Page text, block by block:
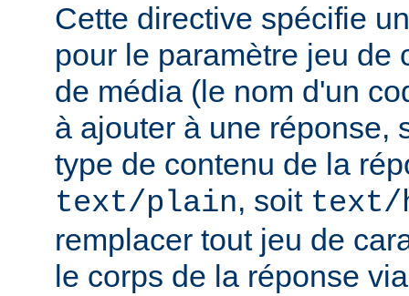
Cette directive spécifie
pour le paramètre jeu de
de média (le nom d'un
à ajouter à une réponse,
type de contenu de la
text/plain, soit text/
remplacer tout jeu de
le corps de la réponse